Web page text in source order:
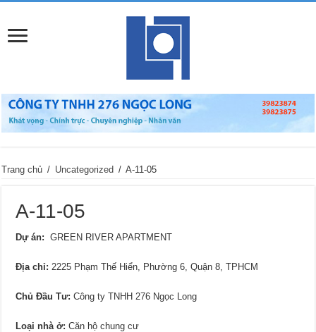
Trang chủ / Uncategorized / A-11-05
A-11-05
Dự án: GREEN RIVER APARTMENT
Địa chỉ: 2225 Phạm Thế Hiển, Phường 6, Quận 8, TPHCM
Chủ Đầu Tư: Công ty TNHH 276 Ngọc Long
Loại nhà ở: Căn hộ chung cư